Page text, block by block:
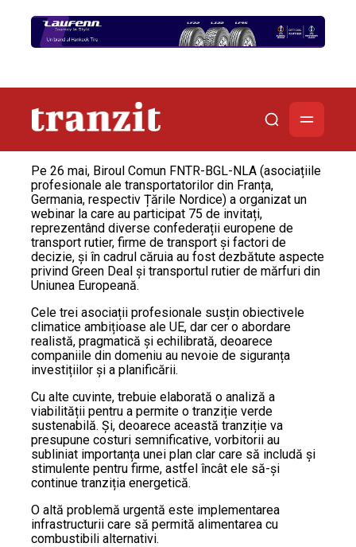
Pe 26 mai, Biroul Comun FNTR-BGL-NLA (asociațiile
profesionale ale transportatorilor din Franța,
Germania, respectiv Țările Nordice) a organizat un
webinar la care au participat 75 de invitați,
reprezentând diverse confederații europene de
transport rutier, firme de transport și factori de
decizie, și în cadrul căruia au fost dezbătute aspecte
privind Green Deal și transportul rutier de mărfuri din
Uniunea Europeană.
Cele trei asociații profesionale susțin obiectivele
climatice ambițioase ale UE, dar cer o abordare
realistă, pragmatică și echilibrată, deoarece
companiile din domeniu au nevoie de siguranța
investițiilor și a planificării.
Cu alte cuvinte, trebuie elaborată o analiză a
viabilității pentru a permite o tranziție verde
sustenabilă. Și, deoarece această tranziție va
presupune costuri semnificative, vorbitorii au
subliniat importanța unei plan clar care să includă și
stimulente pentru firme, astfel încât ele să-și
continue tranziția energetică.
O altă problemă urgentă este implementarea
infrastructurii care să permită alimentarea cu
combustibili alternativi.